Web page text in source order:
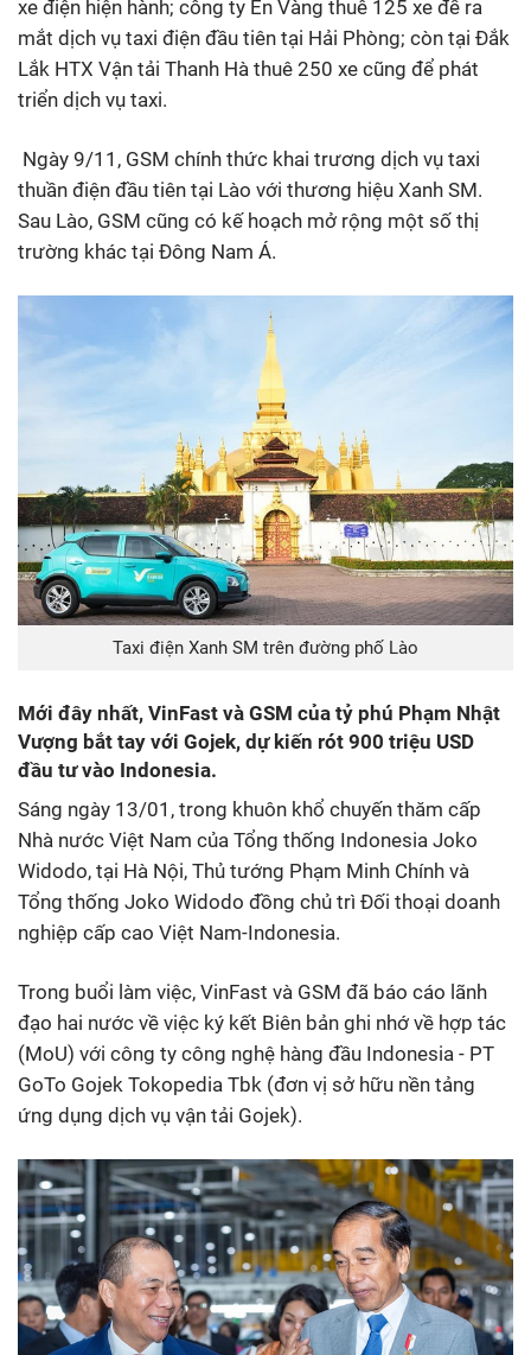
xe điện hiện hành; công ty Én Vàng thuê 125 xe để ra
mắt dịch vụ taxi điện đầu tiên tại Hải Phòng; còn tại Đắk
Lắk HTX Vận tải Thanh Hà thuê 250 xe cũng để phát
triển dịch vụ taxi.
Ngày 9/11, GSM chính thức khai trương dịch vụ taxi
thuần điện đầu tiên tại Lào với thương hiệu Xanh SM.
Sau Lào, GSM cũng có kế hoạch mở rộng một số thị
trường khác tại Đông Nam Á.
Taxi điện Xanh SM trên đường phố Lào
Mới đây nhất, VinFast và GSM của tỷ phú Phạm Nhật
Vượng bắt tay với Gojek, dự kiến rót 900 triệu USD
đầu tư vào Indonesia.
Sáng ngày 13/01, trong khuôn khổ chuyến thăm cấp
Nhà nước Việt Nam của Tổng thống Indonesia Joko
Widodo, tại Hà Nội, Thủ tướng Phạm Minh Chính và
Tổng thống Joko Widodo đồng chủ trì Đối thoại doanh
nghiệp cấp cao Việt Nam-Indonesia.
Trong buổi làm việc, VinFast và GSM đã báo cáo lãnh
đạo hai nước về việc ký kết Biên bản ghi nhớ về hợp tác
(MoU) với công ty công nghệ hàng đầu Indonesia - PT
GoTo Gojek Tokopedia Tbk (đơn vị sở hữu nền tảng
ứng dụng dịch vụ vận tải Gojek).